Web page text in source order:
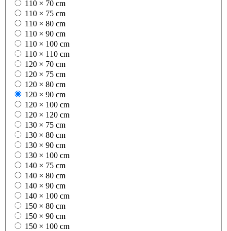
110 × 70 cm
110 × 75 cm
110 × 80 cm
110 × 90 cm
110 × 100 cm
110 × 110 cm
120 × 70 cm
120 × 75 cm
120 × 80 cm
120 × 90 cm
120 × 100 cm
120 × 120 cm
130 × 75 cm
130 × 80 cm
130 × 90 cm
130 × 100 cm
140 × 75 cm
140 × 80 cm
140 × 90 cm
140 × 100 cm
150 × 80 cm
150 × 90 cm
150 × 100 cm